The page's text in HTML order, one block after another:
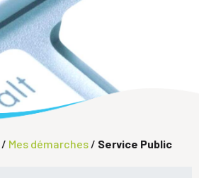
/ Mes démarches / Service Public